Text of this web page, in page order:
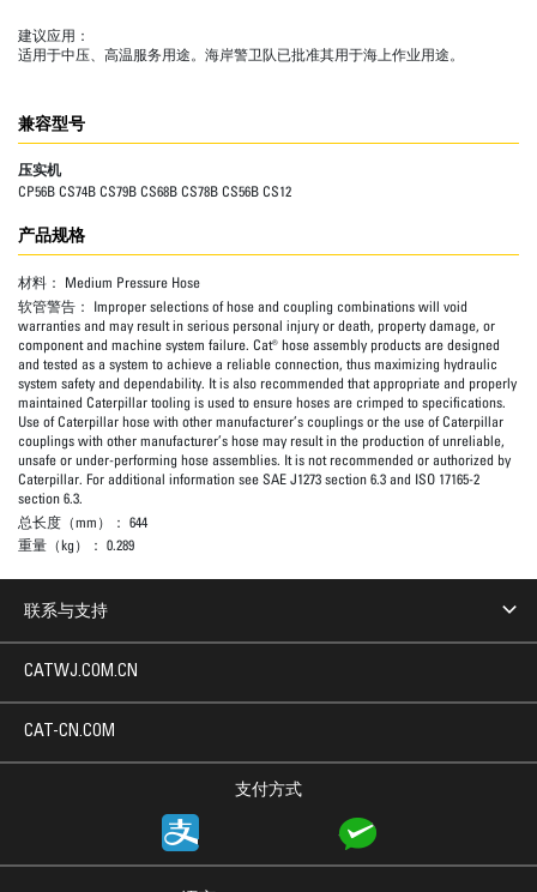
建议应用：
适用于中压、高温服务用途。海岸警卫队已批准其用于海上作业用途。
兼容型号
压实机
CP56B CS74B CS79B CS68B CS78B CS56B CS12
产品规格
材料： Medium Pressure Hose
软管警告： Improper selections of hose and coupling combinations will void
warranties and may result in serious personal injury or death, property damage, or
component and machine system failure. Cat® hose assembly products are designed
and tested as a system to achieve a reliable connection, thus maximizing hydraulic
system safety and dependability. It is also recommended that appropriate and properly
maintained Caterpillar tooling is used to ensure hoses are crimped to specifications.
Use of Caterpillar hose with other manufacturer’s couplings or the use of Caterpillar
couplings with other manufacturer’s hose may result in the production of unreliable,
unsafe or under-performing hose assemblies. It is not recommended or authorized by
Caterpillar. For additional information see SAE J1273 section 6.3 and ISO 17165-2
section 6.3.
总长度（mm）： 644
重量（kg）： 0.289
联系与支持
支付方式
CATWJ.COM.CN
CAT-CN.COM